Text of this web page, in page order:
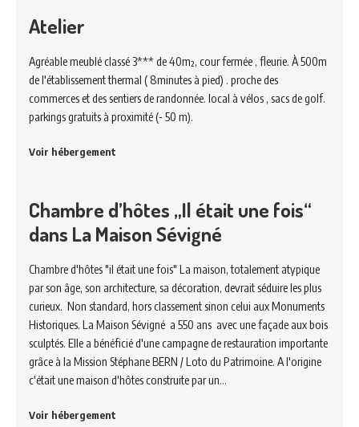
Atelier
Agréable meublé classé 3*** de 40m², cour fermée , fleurie. À 500m
de l'établissement thermal ( 8minutes à pied) . proche des
commerces et des sentiers de randonnée. local à vélos , sacs de golf.
parkings gratuits à proximité (- 50 m).
Voir hébergement
Chambre d’hôtes „Il était une fois“
dans La Maison Sévigné
Chambre d'hôtes "il était une fois" La maison, totalement atypique
par son âge, son architecture, sa décoration, devrait séduire les plus
curieux. Non standard, hors classement sinon celui aux Monuments
Historiques. La Maison Sévigné a 550 ans avec une façade aux bois
sculptés. Elle a bénéficié d'une campagne de restauration importante
grâce à la Mission Stéphane BERN / Loto du Patrimoine. A l'origine
c'était une maison d'hôtes construite par un…
Voir hébergement